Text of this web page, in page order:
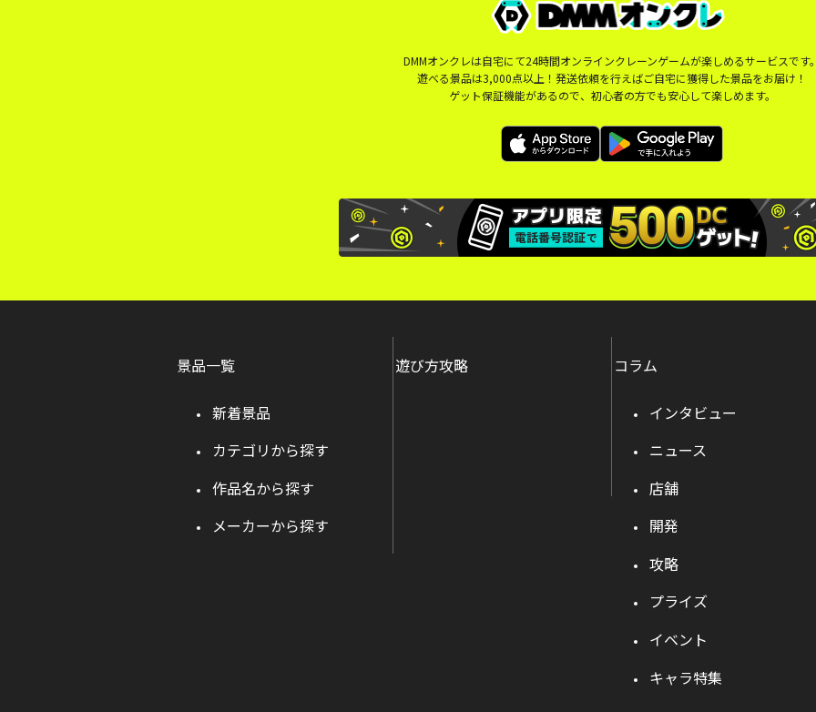
DMMオンクレは自宅にて24時間オンラインクレーンゲームが楽しめるサービスです
遊べる景品は3,000点以上！発送依頼を行えばご自宅に獲得した景品をお届け！
ゲット保証機能があるので、初心者の方でも安心して楽しめます。
景品一覧
新着景品
カテゴリから探す
作品名から探す
メーカーから探す
遊び方攻略 コラム
インタビュー
ニュース
店舗
開発
攻略
プライズ
イベント
キャラ特集